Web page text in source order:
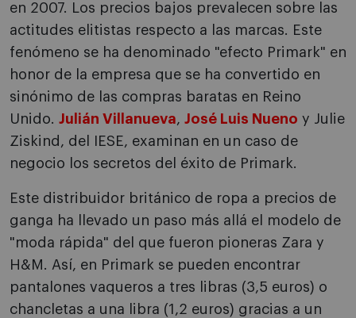
en 2007. Los precios bajos prevalecen sobre las
actitudes elitistas respecto a las marcas. Este
fenómeno se ha denominado "efecto Primark" en
honor de la empresa que se ha convertido en
sinónimo de las compras baratas en Reino
Unido. Julián Villanueva, José Luis Nueno y Julie
Ziskind, del IESE, examinan en un caso de
negocio los secretos del éxito de Primark.
Este distribuidor británico de ropa a precios de
ganga ha llevado un paso más allá el modelo de
"moda rápida" del que fueron pioneras Zara y
H&M. Así, en Primark se pueden encontrar
pantalones vaqueros a tres libras (3,5 euros) o
chancletas a una libra (1,2 euros) gracias a un